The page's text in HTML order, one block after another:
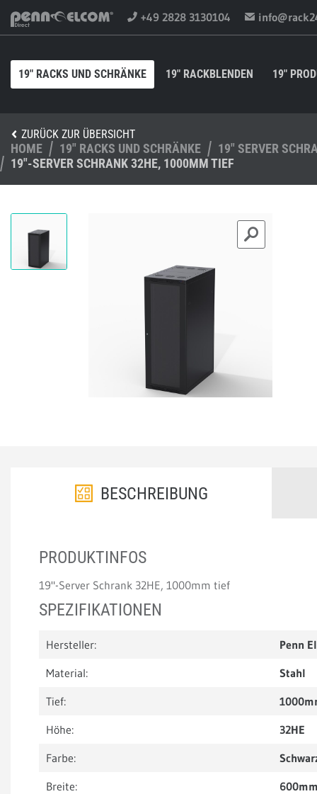
+49 2828 3130104
19" RACKS UND SCHRÄNKE 19" RACKBLENDEN 19"
ZURÜCK ZUR ÜBERSICHT
HOME 19" RACKS UND SCHRÄNKE
19" SERVER
19"-SERVER SCHRANK 32HE, 1000MM TIEF
BESCHREIBUNG
PRODUKTINFOS
19"-Server Schrank 32HE, 1000mm tief
SPEZIFIKATIONEN
Hersteller:
Penn
Material:
Stahl
Tief:
Höhe:
32HE
Farbe:
Breite: